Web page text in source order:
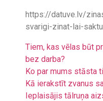
https://datuve.lv/
svarigi-zinat-lai-
Tiem, kas vēlas būt
bez darba?
Ko par mums stāsta
Kā ierakstīt zvanus
Ieplaisājis tālruņa